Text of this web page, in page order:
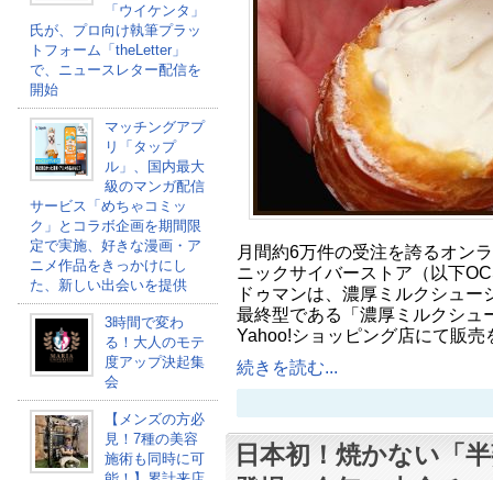
「ウイケンタ」
氏が、プロ向け執筆プラッ
トフォーム「theLetter」
で、ニュースレター配信を
開始
マッチングアプ
リ「タップ
ル」、国内最大
級のマンガ配信
サービス「めちゃコミッ
ク」とコラボ企画を期間限
定で実施、好きな漫画・ア
ニメ作品をきっかけにし
た、新しい出会いを提供
3時間で変わ
る！大人のモテ
度アップ決起集
会
【メンズの方必
見！7種の美容
施術も同時に可
月間約6万件の受注を誇るオン
ニックサイバーストア（以下
ドゥマンは、濃厚ミルクシュ
最終型である「濃厚ミルクシ
Yahoo!ショッピング店にて販
続きを読む...
日本初！焼かない「